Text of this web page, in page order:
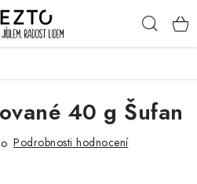
40 g Šufan
Podrobnosti hodnocení